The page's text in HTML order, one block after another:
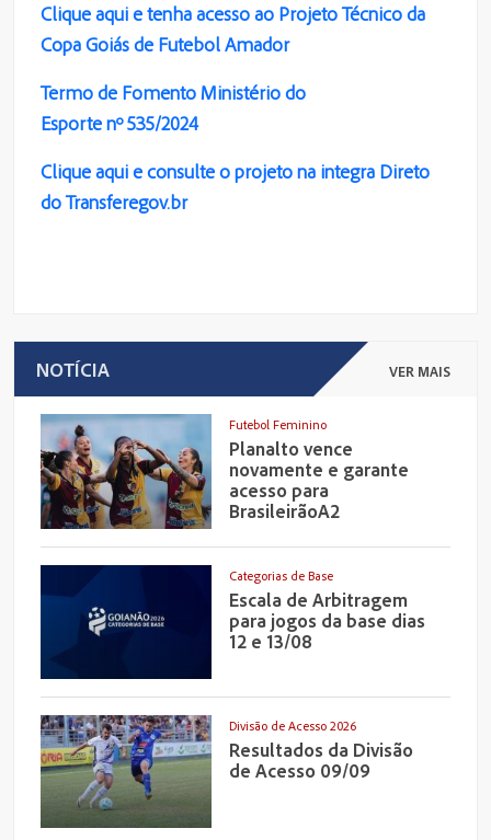
Clique aqui e tenha acesso ao Projeto Técnico da
Copa Goiás de Futebol Amador
Termo de FomentoMinistério do
Esportenº535/2024
Clique aqui e consulte o projeto na integra Direto
do Transferegov.br
NOTÍCIA VER MAIS
Futebol Feminino
Planalto vence
novamente e garante
acesso para
BrasileirãoA2
Categorias de Base
Escala de Arbitragem
para jogos da base dias
12 e 13/08
Divisão de Acesso 2026
Resultados da Divisão
de Acesso 09/09